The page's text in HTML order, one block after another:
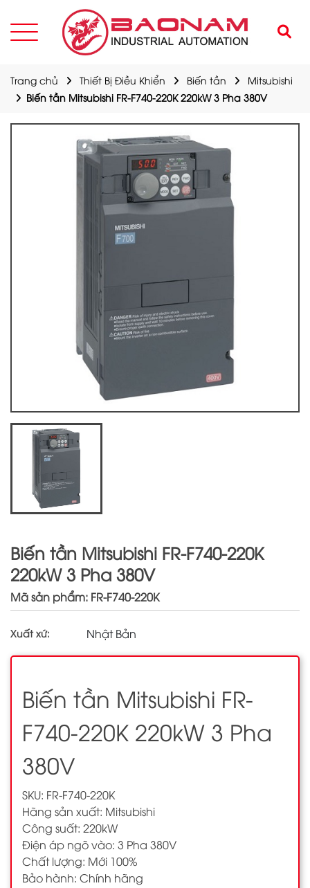
Trang chủ Thiết Bị Điều Khiển Biến tần
Mitsubishi
Biến tần Mitsubishi FR-F740-220K 220kW 3 Pha 380V
Biến tần Mitsubishi FR-F740-220K
220kW 3 Pha 380V
Mã sản phẩm: FR-F740-220K
Xuất xứ: Nhật Bản
Biến tần Mitsubishi FR-
F740-220K 220kW 3 Pha
380V
SKU: FR-F740-220K
Hãng sản xuất: Mitsubishi
Công suất: 220kW
Điện áp ngõ vào: 3 Pha 380V
Chất lượng: Mới 100%
Bảo hành: Chính hãng